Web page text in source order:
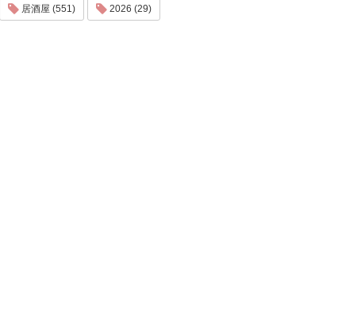
居酒屋 (551) 2026 (29)